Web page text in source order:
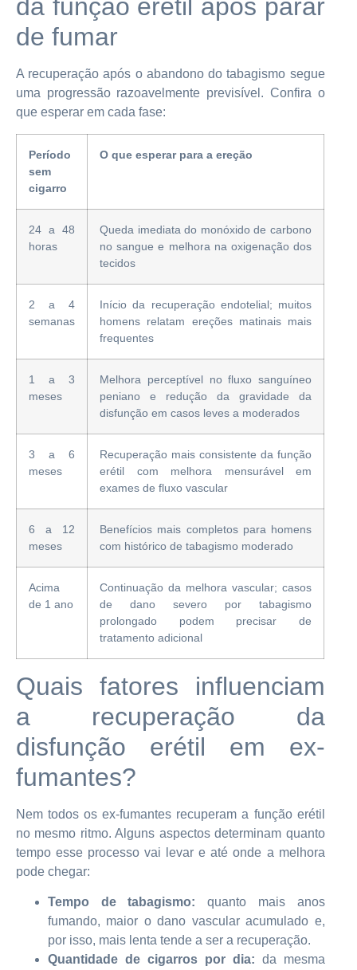
da função erétil após parar
de fumar
A recuperação após o abandono do tabagismo segue
uma progressão razoavelmente previsível. Confira o
que esperar em cada fase:
Período
sem
cigarro
O que esperar para a ereção
24 a 48
horas
Queda imediata do monóxido de carbono
no sangue e melhora na oxigenação dos
tecidos
2 a 4
semanas
Início da recuperação endotelial; muitos
homens relatam ereções matinais mais
frequentes
1 a 3
meses
Melhora perceptível no fluxo sanguíneo
peniano e redução da gravidade da
disfunção em casos leves a moderados
3 a 6
meses
Recuperação mais consistente da função
erétil com melhora mensurável em
exames de fluxo vascular
6 a 12
meses
Benefícios mais completos para homens
com histórico de tabagismo moderado
Acima
de 1 ano
Continuação da melhora vascular; casos
de dano severo por tabagismo
prolongado podem precisar de
tratamento adicional
Quais fatores influenciam
a recuperação da
disfunção erétil em ex-
fumantes?
Nem todos os ex-fumantes recuperam a função erétil
no mesmo ritmo. Alguns aspectos determinam quanto
tempo esse processo vai levar e até onde a melhora
pode chegar:
Tempo de tabagismo: quanto mais anos
fumando, maior o dano vascular acumulado e,
por isso, mais lenta tende a ser a recuperação.
Quantidade de cigarros por dia: da mesma